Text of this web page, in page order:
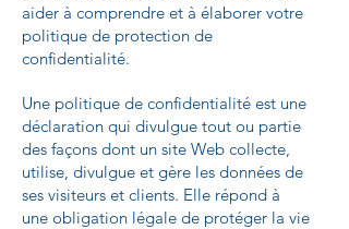
aider à comprendre et à élaborer votre
politique de protection de
confidentialité.
Une politique de confidentialité est une
déclaration qui divulgue tout ou partie
des façons dont un site Web collecte,
utilise, divulgue et gère les données de
ses visiteurs et clients. Elle répond à
une obligation légale de protéger la vie